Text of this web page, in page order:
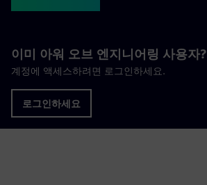
이미 아워 오브 엔지니어링 사용자?
계정에 액세스하려면 로그인하세요.
로그인하세요